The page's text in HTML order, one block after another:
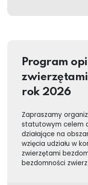
Program
rok 2026
Zapraszamy
statutowym celem
działające na
wzięcia udziału w
zwierzętami
bezdomności